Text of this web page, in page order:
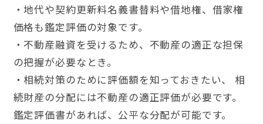
・地代や契約更新料名義書替料や借地権、借家権
価格も鑑定評価の対象です。
・不動産融資を受けるため、不動産の適正な担保
の把握が必要なとき。
・相続対策のために評価額を知っておきたい、 相
続財産の分配には不動産の適正評価が必要です。
鑑定評価書があれば、公平な分配が可能です。